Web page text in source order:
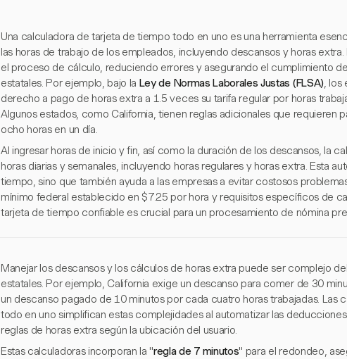
Una calculadora de tarjeta de tiempo todo en uno es una herramienta
las horas de trabajo de los empleados, incluyendo descansos y horas
el proceso de cálculo, reduciendo errores y asegurando el cumplimiento
estatales. Por ejemplo, bajo la Ley de Normas Laborales Justas (FLSA), los
derecho a pago de horas extra a 1.5 veces su tarifa regular por horas
Algunos estados, como California, tienen reglas adicionales que requieren
ocho horas en un día.
Al ingresar horas de inicio y fin, así como la duración de los descansos, la
horas diarias y semanales, incluyendo horas regulares y horas extra. Esta
tiempo, sino que también ayuda a las empresas a evitar costosos
mínimo federal establecido en $7.25 por hora y requisitos específicos de
tarjeta de tiempo confiable es crucial para un procesamiento de nómina
Manejar los descansos y los cálculos de horas extra puede ser complejo
estatales. Por ejemplo, California exige un descanso para comer de 30
un descanso pagado de 10 minutos por cada cuatro horas trabajadas. Las
todo en uno simplifican estas complejidades al automatizar las
reglas de horas extra según la ubicación del usuario.
Estas calculadoras incorporan la "regla de 7 minutos" para el redondeo,